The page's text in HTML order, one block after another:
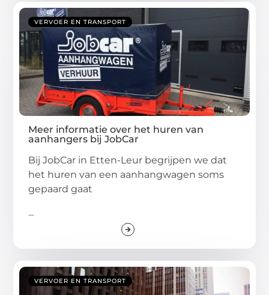
VERVOER EN TRANSPORT
Meer informatie over het huren van
aanhangers bij JobCar
Bij JobCar in Etten-Leur begrijpen we dat
het huren van een aanhangwagen soms
gepaard gaat
...
VERVOER EN TRANSPORT